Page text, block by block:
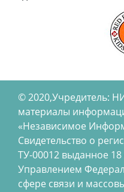
© 2020,Учредитель:
материалы
«Независимое
Свидетельство о
ТУ-00012 выданное
Управлением
сфере связи и